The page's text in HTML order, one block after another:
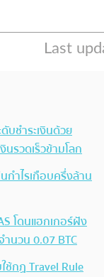
บชำระเงินด้วย
รวดเร็วข้ามโลก
ำไรเกือบครึ่งล้าน
โดนแฮกเกอร์ฝัง
ำนวน 0.07 BTC
ช้กฏ Travel Rule